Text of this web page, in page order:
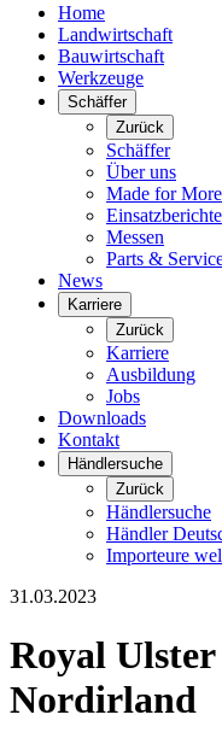
Home
Landwirtschaft
Bauwirtschaft
Werkzeuge
Schäffer
Zurück
Schäffer
Über uns
Made for
Einsatzberichte
Messen
Parts &
News
Karriere
Zurück
Karriere
Ausbildung
Jobs
Downloads
Kontakt
Händlersuche
Zurück
Händlersuche
Händler
Importeure
31.03.2023
Royal
Nordirland